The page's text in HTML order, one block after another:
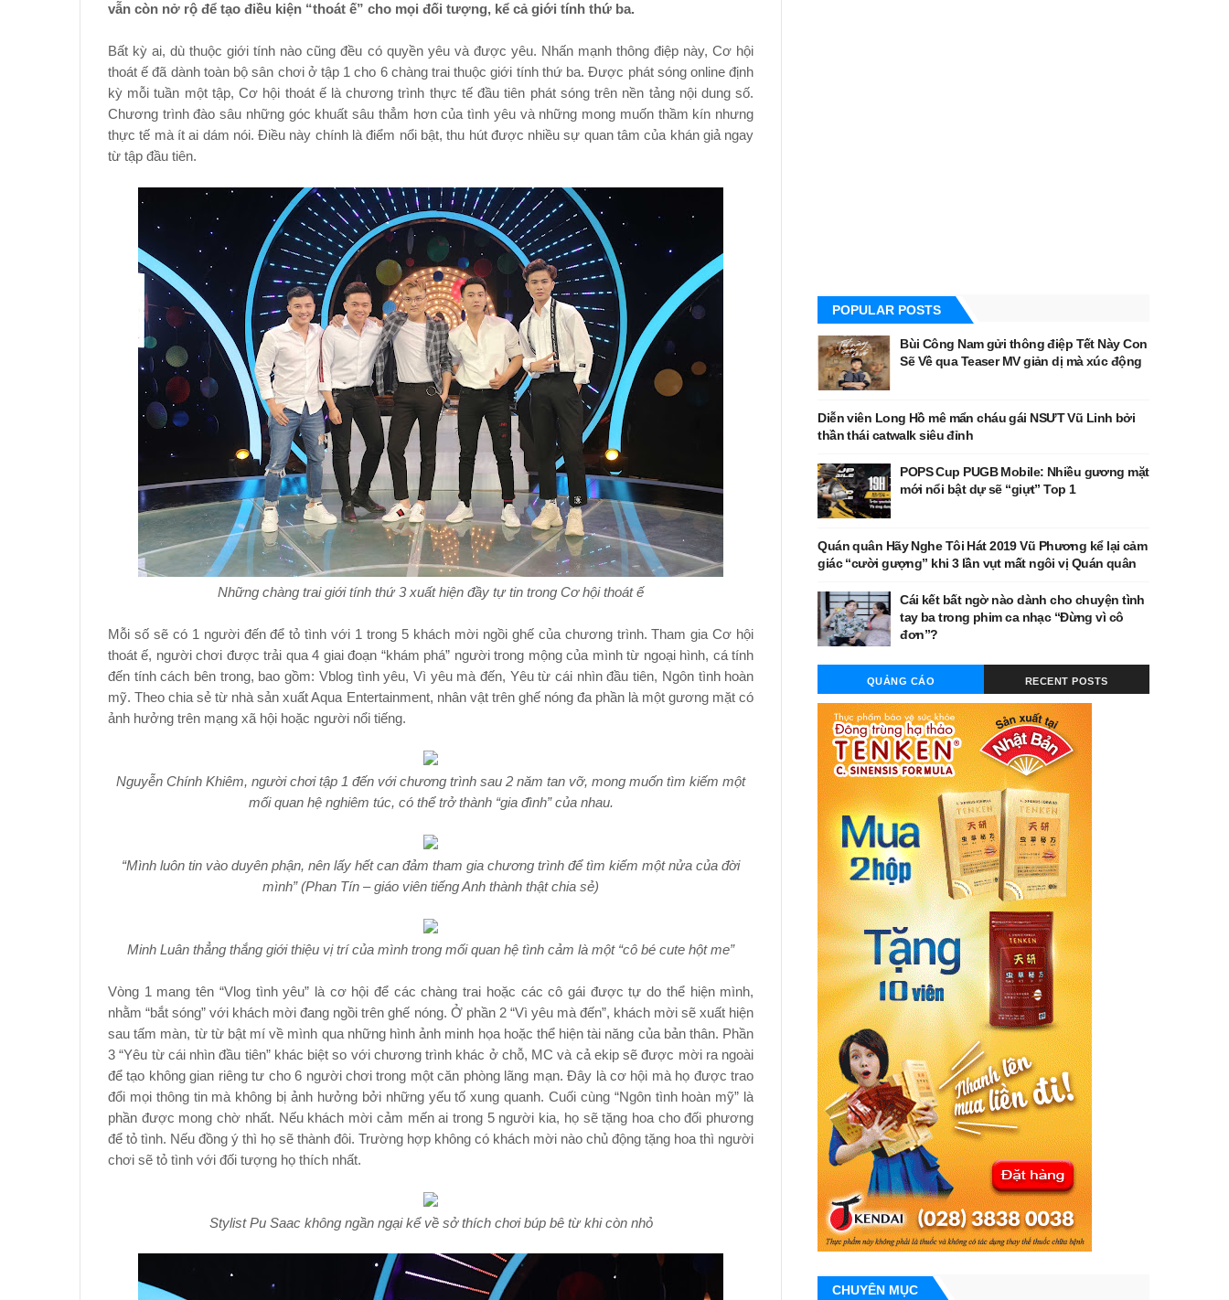
vẫn còn nở rộ để tạo điều kiện “thoát ế” cho mọi đối tượng, kể cả giới tính thứ ba.
Bất kỳ ai, dù thuộc giới tính nào cũng đều có quyền yêu và được yêu. Nhấn mạnh thông điệp này, Cơ hội
thoát ế đã dành toàn bộ sân chơi ở tập 1 cho 6 chàng trai thuộc giới tính thứ ba. Được phát sóng online định
kỳ mỗi tuần một tập, Cơ hội thoát ế là chương trình thực tế đầu tiên phát sóng trên nền tảng nội dung số.
Chương trình đào sâu những góc khuất sâu thẳm hơn của tình yêu và những mong muốn thầm kín nhưng
thực tế mà ít ai dám nói. Điều này chính là điểm nổi bật, thu hút được nhiều sự quan tâm của khán giả ngay
từ tập đầu tiên.
Những chàng trai giới tính thứ 3 xuất hiện đầy tự tin trong Cơ hội thoát ế
Mỗi số sẽ có 1 người đến để tỏ tình với 1 trong 5 khách mời ngồi ghế của chương trình. Tham gia Cơ hội
thoát ế, người chơi được trải qua 4 giai đoạn “khám phá” người trong mộng của mình từ ngoại hình, cá tính
đến tính cách bên trong, bao gồm: Vblog tình yêu, Vì yêu mà đến, Yêu từ cái nhìn đầu tiên, Ngôn tình hoàn
mỹ. Theo chia sẻ từ nhà sản xuất Aqua Entertainment, nhân vật trên ghế nóng đa phần là một gương mặt có
ảnh hưởng trên mạng xã hội hoặc người nổi tiếng.
Nguyễn Chính Khiêm, người chơi tập 1 đến với chương trình sau 2 năm tan vỡ, mong muốn tìm kiếm một
mối quan hệ nghiêm túc, có thể trở thành “gia đình” của nhau.
“Mình luôn tin vào duyên phận, nên lấy hết can đảm tham gia chương trình để tìm kiếm một nửa của đời
mình” (Phan Tín – giáo viên tiếng Anh thành thật chia sẻ)
Minh Luân thẳng thắng giới thiệu vị trí của mình trong mối quan hệ tình cảm là một “cô bé cute hột me”
Vòng 1 mang tên “Vlog tình yêu” là cơ hội để các chàng trai hoặc các cô gái được tự do thể hiện mình,
nhằm “bắt sóng” với khách mời đang ngồi trên ghế nóng. Ở phần 2 “Vì yêu mà đến”, khách mời sẽ xuất hiện
sau tấm màn, từ từ bật mí về mình qua những hình ảnh minh họa hoặc thể hiện tài năng của bản thân. Phần
3 “Yêu từ cái nhìn đầu tiên” khác biệt so với chương trình khác ở chỗ, MC và cả ekip sẽ được mời ra ngoài
để tạo không gian riêng tư cho 6 người chơi trong một căn phòng lãng mạn. Đây là cơ hội mà họ được trao
đổi mọi thông tin mà không bị ảnh hưởng bởi những yếu tố xung quanh. Cuối cùng “Ngôn tình hoàn mỹ” là
phần được mong chờ nhất. Nếu khách mời cảm mến ai trong 5 người kia, họ sẽ tặng hoa cho đối phương
để tỏ tình. Nếu đồng ý thì họ sẽ thành đôi. Trường hợp không có khách mời nào chủ động tặng hoa thì người
chơi sẽ tỏ tình với đối tượng họ thích nhất.
Stylist Pu Saac không ngần ngại kể về sở thích chơi búp bê từ khi còn nhỏ
POPULAR POSTS
Bùi Công Nam gửi thông điệp Tết Này Con
Sẽ Về qua Teaser MV giản dị mà xúc động
Diễn viên Long Hồ mê mẩn cháu gái NSƯT Vũ Linh bởi
thần thái catwalk siêu đỉnh
POPS Cup PUGB Mobile: Nhiều gương mặt
mới nổi bật dự sẽ “giựt” Top 1
Quán quân Hãy Nghe Tôi Hát 2019 Vũ Phương kể lại cảm
giác “cười gượng” khi 3 lần vụt mất ngôi vị Quán quân
Cái kết bất ngờ nào dành cho chuyện tình
tay ba trong phim ca nhạc “Đừng vì cô
đơn”?
QUẢNG CÁO RECENT POSTS
CHUYÊN MỤC